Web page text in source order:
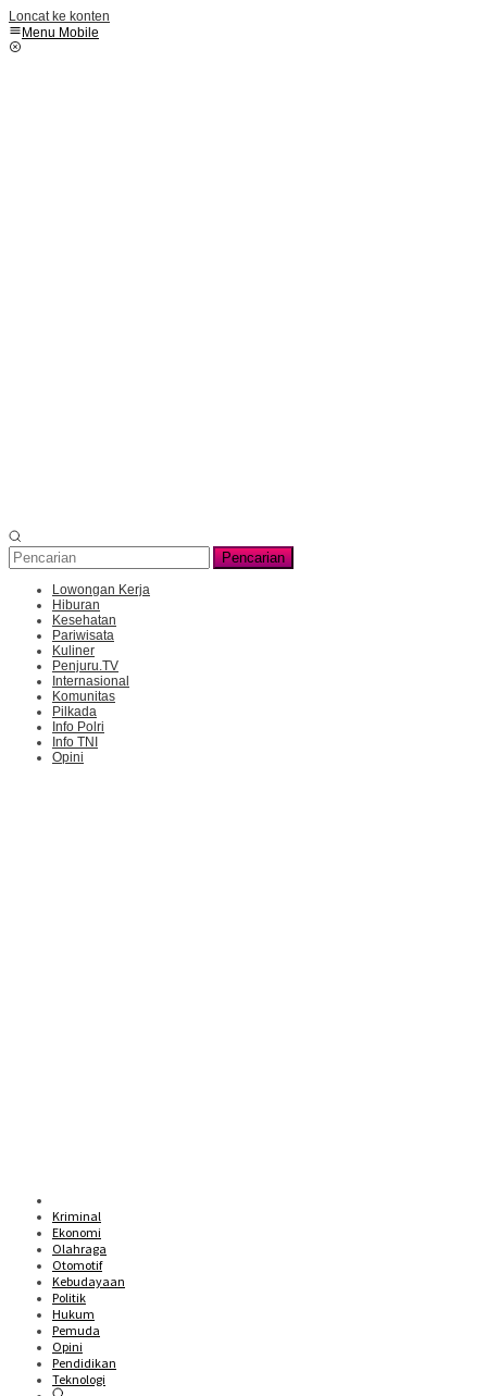
Loncat ke konten
Menu Mobile
Pencarian
Lowongan Kerja
Hiburan
Kesehatan
Pariwisata
Kuliner
Penjuru.TV
Internasional
Komunitas
Pilkada
Info Polri
Info TNI
Opini
Kriminal
Ekonomi
Olahraga
Otomotif
Kebudayaan
Politik
Hukum
Pemuda
Opini
Pendidikan
Teknologi